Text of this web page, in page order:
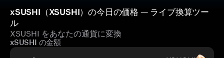
xSUSHI（XSUSHI）の今日の価格 — ライブ換算ツー
ル
XSUSHI をあなたの通貨に変換
xSUSHI の金額